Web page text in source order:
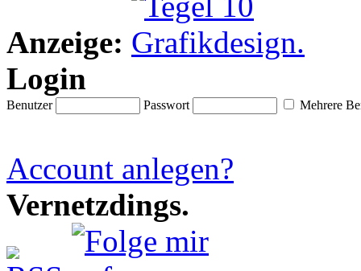
Anzeige:
Login
Benutzer Passwort Mehrere
Account anlegen?
Vernetzdings.